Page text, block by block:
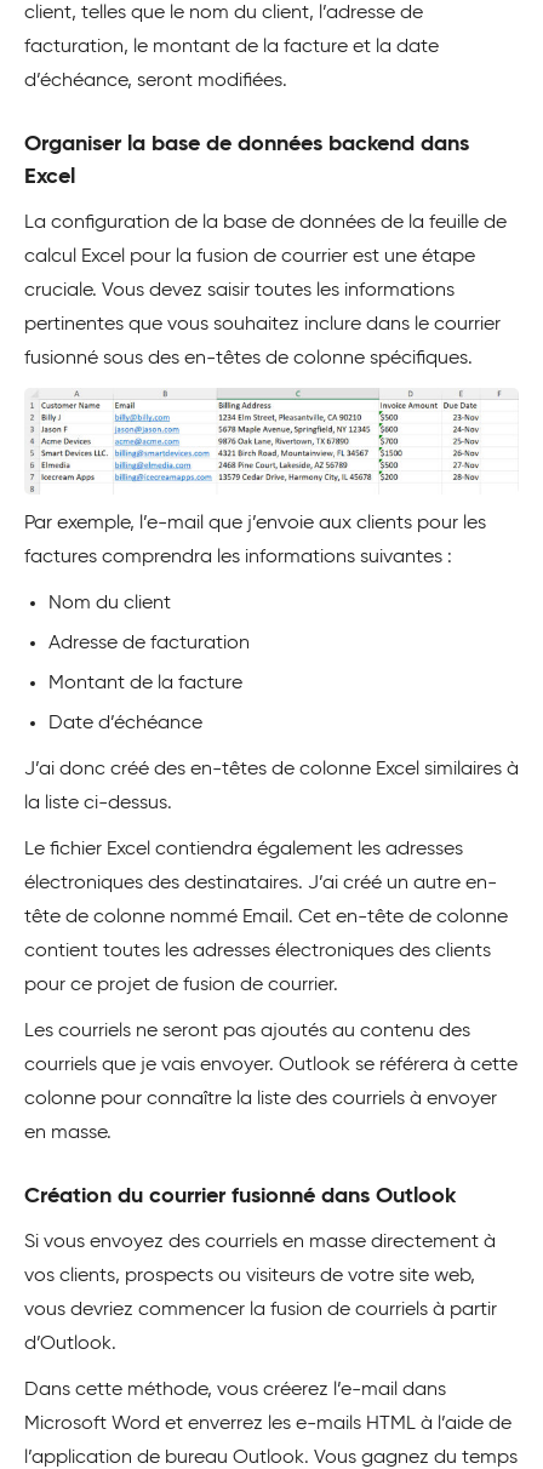
client, telles que le nom du client, l’adresse de
facturation, le montant de la facture et la date
d’échéance, seront modifiées.
Organiser la base de données backend dans
Excel
La configuration de la base de données de la feuille de
calcul Excel pour la fusion de courrier est une étape
cruciale. Vous devez saisir toutes les informations
pertinentes que vous souhaitez inclure dans le courrier
fusionné sous des en-têtes de colonne spécifiques.
Par exemple, l’e-mail que j’envoie aux clients pour les
factures comprendra les informations suivantes :
Nom du client
Adresse de facturation
Montant de la facture
Date d’échéance
J’ai donc créé des en-têtes de colonne Excel similaires à
la liste ci-dessus.
Le fichier Excel contiendra également les adresses
électroniques des destinataires. J’ai créé un autre en-
tête de colonne nommé Email. Cet en-tête de colonne
contient toutes les adresses électroniques des clients
pour ce projet de fusion de courrier.
Les courriels ne seront pas ajoutés au contenu des
courriels que je vais envoyer. Outlook se référera à cette
colonne pour connaître la liste des courriels à envoyer
en masse.
Création du courrier fusionné dans Outlook
Si vous envoyez des courriels en masse directement à
vos clients, prospects ou visiteurs de votre site web,
vous devriez commencer la fusion de courriels à partir
d’Outlook.
Dans cette méthode, vous créerez l’e-mail dans
Microsoft Word et enverrez les e-mails HTML à l’aide de
l’application de bureau Outlook. Vous gagnez du temps